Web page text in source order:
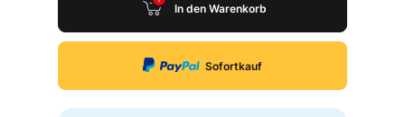
In den Warenkorb
Sofortkauf